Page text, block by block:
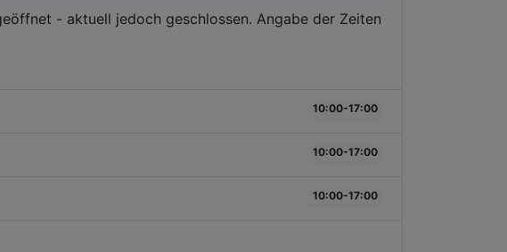
- aktuell jedoch geschlossen. Angabe der Zeiten
10:00-17:00
10:00-17:00
10:00-17:00